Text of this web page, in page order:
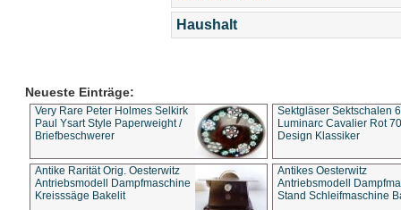
Haushalt
Neueste Einträge:
Very Rare Peter Holmes Selkirk
Paul Ysart Style Paperweight /
Briefbeschwerer
Sektgläser Sektschalen
Luminarc Cavalier Rot
Design Klassiker
Antike Rarität Orig. Oesterwitz
Antriebsmodell Dampfmaschine
Kreisssäge Bakelit
Antikes Oesterwitz
Antriebsmodell
Stand Schleifmaschine